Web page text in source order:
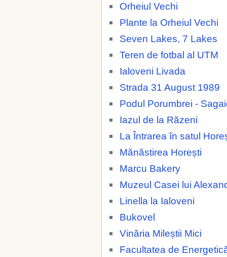
Orheiul Vechi
Plante la Orheiul Vechi
Seven Lakes, 7 Lakes
Teren de fotbal al UTM
Ialoveni Livada
Strada 31 August 1989
Podul Porumbrei -
Iazul de la Răzeni
La Întrarea în satul
Mănăstirea Horești
Marcu Bakery
Muzeul Casei lui
Linella la Ialoveni
Bukovel
Vinăria Mileștii Mici
Facultatea de